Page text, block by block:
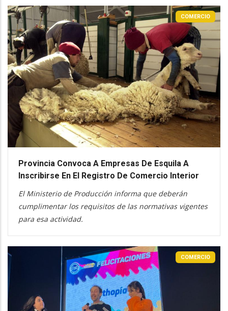
COMERCIO
Provincia Convoca A Empresas De Esquila A
Inscribirse En El Registro De Comercio Interior
El Ministerio de Producción informa que deberán
cumplimentar los requisitos de las normativas vigentes
para esa actividad.
COMERCIO